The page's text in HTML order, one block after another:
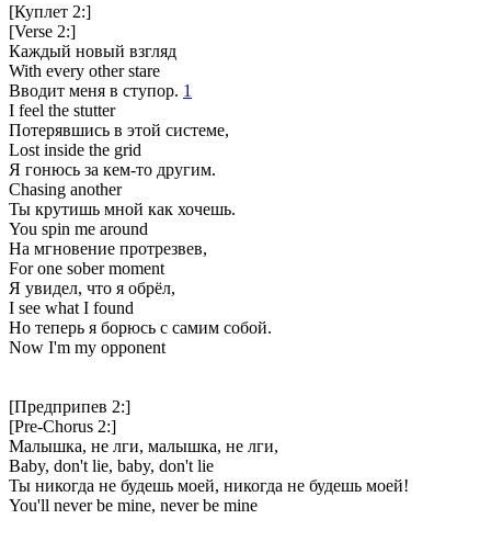
[Куплет 2:]
[Verse 2:]
Каждый новый взгляд
With еvery other stare
Вводит меня в ступор. 1
I feel thе stutter
Потерявшись в этой системе,
Lost inside the grid
Я гонюсь за кем-то другим.
Chasing another
Ты крутишь мной как хочешь.
You spin me around
На мгновение протрезвев,
For one sober moment
Я увидел, что я обрёл,
I see what I found
Но теперь я борюсь с самим собой.
Now I'm my opponent
[Предприпев 2:]
[Pre-Chorus 2:]
Малышка, не лги, малышка, не лги,
Baby, don't lie, baby, don't lie
Ты никогда не будешь моей, никогда не будешь моей!
You'll never be mine, never be mine